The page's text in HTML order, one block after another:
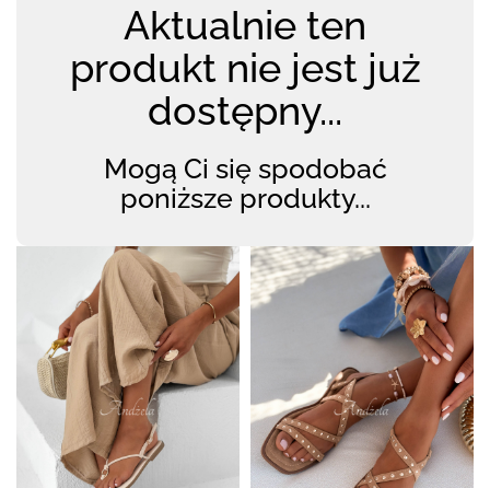
Aktualnie ten
produkt nie jest już
dostępny...
Mogą Ci się spodobać
poniższe produkty...